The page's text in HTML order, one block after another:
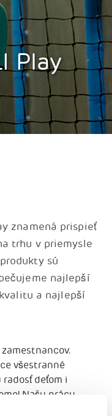
Play
znamená prispieť
trhu v priemysle
sú
najlepší
a najlepší
všestranné
deťom i
Našu prácu
radosti.